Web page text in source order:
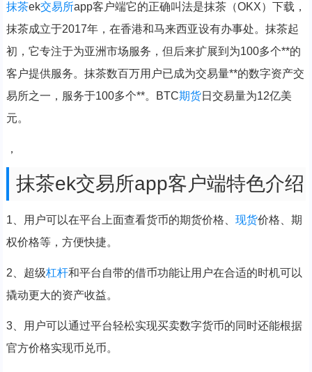
抹茶ek交易所app客户端它的正确叫法是抹茶（OKX）下载，
抹茶成立于2017年，在香港和马来西亚设有办事处。抹茶起
初，它专注于为亚洲市场服务，但后来扩展到为100多个**的
客户提供服务。抹茶数百万用户已成为交易量**的数字资产交
易所之一，服务于100多个**。BTC期货日交易量为12亿美
元。
，
抹茶ek交易所app客户端特色介绍
1、用户可以在平台上面查看货币的期货价格、 现货价格、期
权价格等，方便快捷。
2、超级杠杆和平台自带的借币功能让用户在合适的时机可以
撬动更大的资产收益。
3、用户可以通过平台轻松实现买卖数字货币的同时还能根据
官方价格实现币兑币。